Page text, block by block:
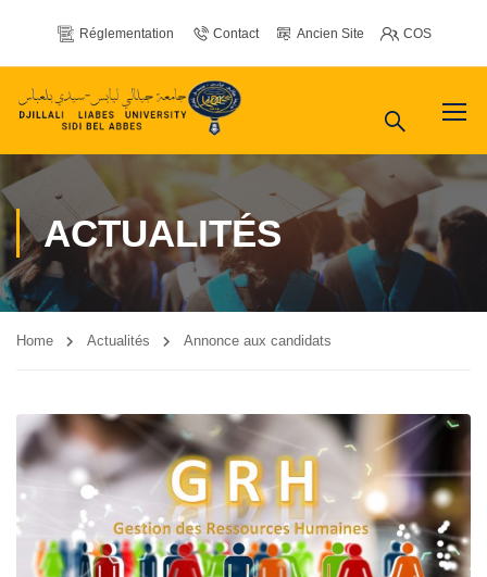
Réglementation Contact Ancien Site COS
ACTUALITÉS
Home Actualités Annonce aux candidats